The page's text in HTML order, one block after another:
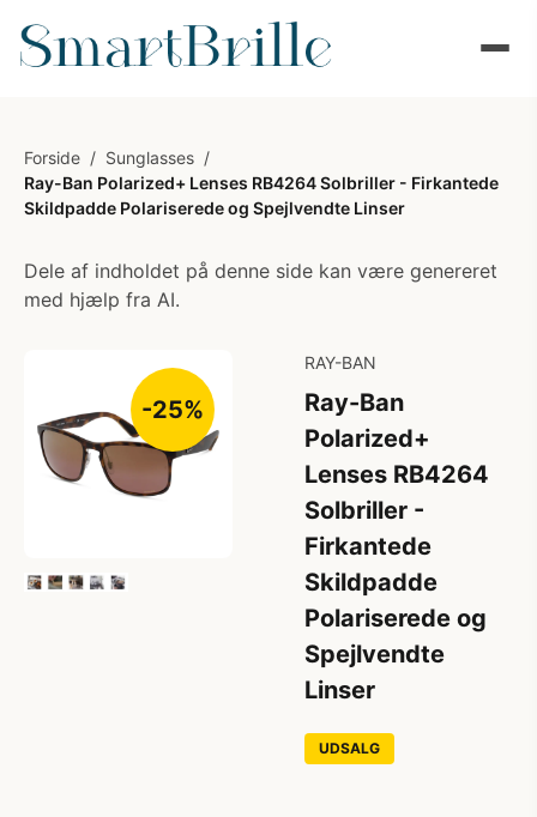
Forside / Sunglasses /
Ray-Ban Polarized+ Lenses RB4264 Solbriller - Firkantede
Skildpadde Polariserede og Spejlvendte Linser
Dele af indholdet på denne side kan være genereret
med hjælp fra AI.
-25%
RAY-BAN
Ray-Ban
Polarized+
Lenses RB4264
Solbriller -
Firkantede
Skildpadde
Polariserede og
Spejlvendte
Linser
UDSALG